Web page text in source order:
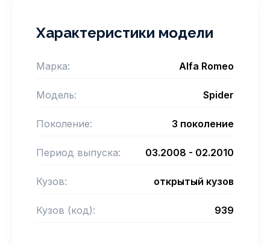
Характеристики модели
Марка: Alfa Romeo
Модель: Spider
Поколение: 3 поколение
Период выпуска: 03.2008 - 02.2010
Кузов: открытый кузов
Кузов (код): 939